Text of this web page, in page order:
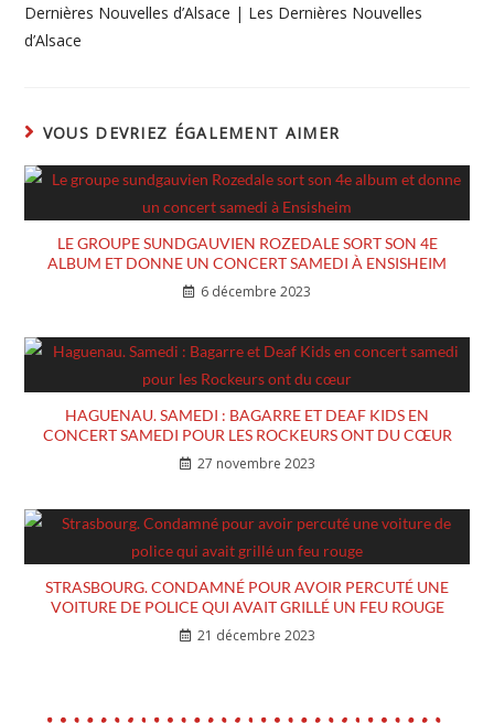
Dernières Nouvelles d’Alsace | Les Dernières Nouvelles
d’Alsace
VOUS DEVRIEZ ÉGALEMENT AIMER
LE GROUPE SUNDGAUVIEN ROZEDALE SORT SON 4E
ALBUM ET DONNE UN CONCERT SAMEDI À ENSISHEIM
6 décembre 2023
HAGUENAU. SAMEDI : BAGARRE ET DEAF KIDS EN
CONCERT SAMEDI POUR LES ROCKEURS ONT DU CŒUR
27 novembre 2023
STRASBOURG. CONDAMNÉ POUR AVOIR PERCUTÉ UNE
VOITURE DE POLICE QUI AVAIT GRILLÉ UN FEU ROUGE
21 décembre 2023